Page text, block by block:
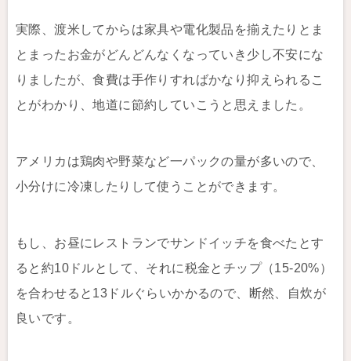
実際、渡米してからは家具や電化製品を揃えたりとま
とまったお金がどんどんなくなっていき少し不安にな
りましたが、食費は手作りすればかなり抑えられるこ
とがわかり、地道に節約していこうと思えました。
アメリカは鶏肉や野菜など一パックの量が多いので、
小分けに冷凍したりして使うことができます。
もし、お昼にレストランでサンドイッチを食べたとす
ると約10ドルとして、それに税金とチップ（15-20%）
を合わせると13ドルぐらいかかるので、断然、自炊が
良いです。